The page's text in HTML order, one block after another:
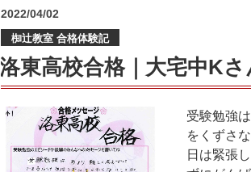
投
日:
2022/04/02
椥辻教室 合格体験記
洛東高校合格｜大宅中Kさ
受験勉強
をくずさ
日は緊張